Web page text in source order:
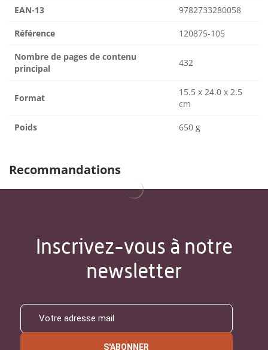
EAN-13 9782733280058
Référence 120875-105
Nombre de pages de contenu
principal
432
Format
15.5 x 24.0 x 2.5
cm
Poids 650 g
Recommandations
Inscrivez-vous à notre
newsletter
S'ABONNER